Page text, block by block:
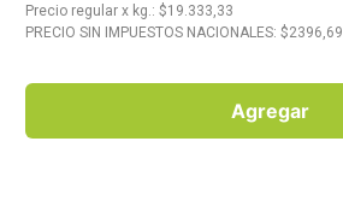
Precio regular x kg. : $19.333,33
PRECIO SIN IMPUESTOS NACIONALES: $2396,69
Agregar